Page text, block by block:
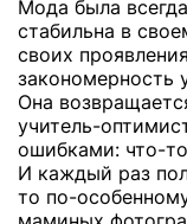
Мода была
стабильна в
своих
закономерность
Она
учитель-
ошибками: что-
И каждый раз
то по-